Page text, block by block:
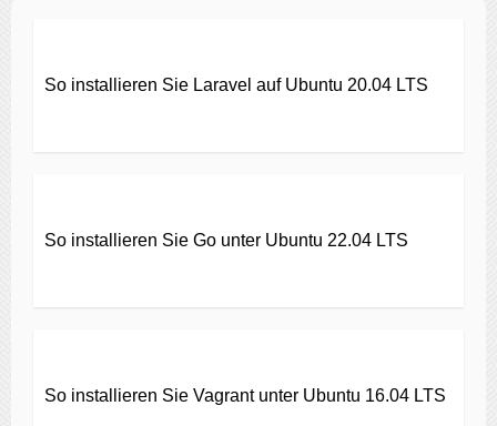
So installieren Sie Laravel auf Ubuntu 20.04 LTS
So installieren Sie Go unter Ubuntu 22.04 LTS
So installieren Sie Vagrant unter Ubuntu 16.04 LTS